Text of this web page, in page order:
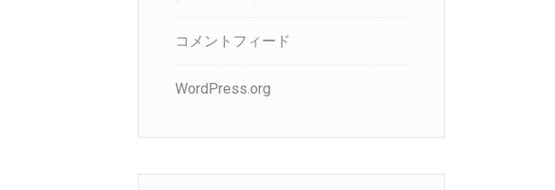
コメントフィード
WordPress.org